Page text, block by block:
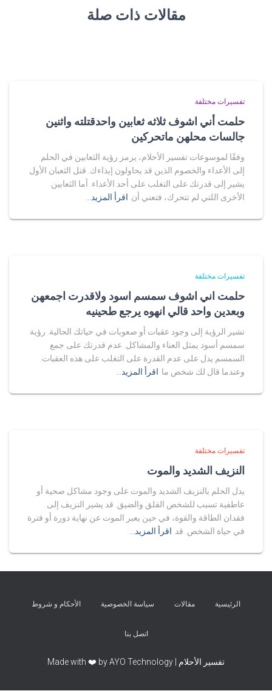
مقالات ذات صلة
تفسيرات مختلفة
حلمت أني اشوف ثلاثه ثعابين واحدقتلته واثنين
جالسات محلهن ماتحركين
وفقًا لموسوعات تفسير الأحلام، يرمز رؤية الثعابين في الحلم
إلى الأعداء والخصوم الذين قد يحاولون إيذاءك. قتل الثعبان الأول
يشير إلى قدرتك على التغلب على أحد الأعداء. أما الثعابين
الأخرى اللتي لم تتحرك، فتعني أن اقرأ المزيد…
تفسيرات مختلفة
حلمت اني اشوف سمسم اسود ولاقدرت اجمعهن
وبعدين واحد قالي انهوه يرجع طحينيه
تشير الرؤية إلى وجود عقبات أو صعوبات في حياتك الحالية. رؤية
سمسم أسود يمثل العناء والمشاكل. عدم قدرتك على جمع
السمسم يدل على عدم القدرة على التغلب على هذه العقبات.
وعندما قال لك شخص ما اقرأ المزيد…
تفسيرات مختلفة
النزيف الشديد والموت
يدل الحلم بالنزيف الشديد والموت على وجود مشاكل صحية أو
عاطفية تسبب للشخص القلق والضيق. قد يشير النزيف إلى
فقدان الطاقة والقوة، في حين يعبر الموت عن نهاية دورة أو فترة
في حياة الشخص. قد اقرأ المزيد…
الرئيسية مقالات سياسة الخصوصية الأحكام و شروط
اتصل بنا
تفسير الأحلام | Made with ❤️ by AYO Technology